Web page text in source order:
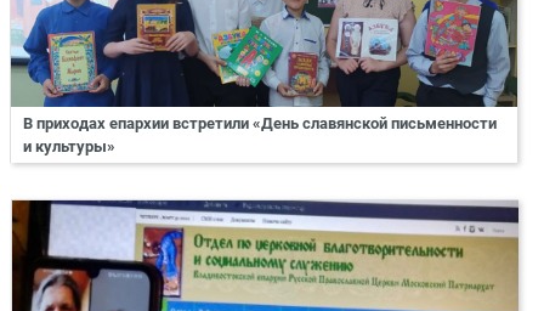
В приходах епархии встретили «День славянской письменности
и культуры»